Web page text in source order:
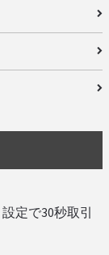
定で30秒取引